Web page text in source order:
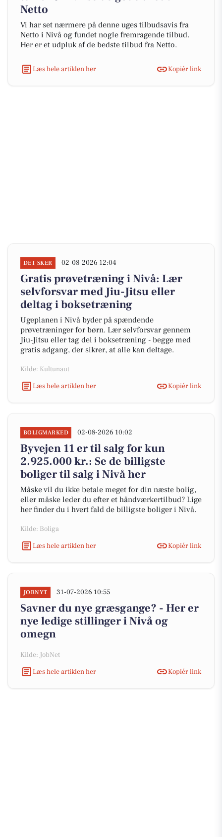
Netto
Vi har set nærmere på denne uges tilbudsavis fra
Netto i Nivå og fundet nogle fremragende tilbud.
Her er et udpluk af de bedste tilbud fra Netto.
Læs hele artiklen her Kopiér link
DET SKER 02-08-2026 12:04
Gratis prøvetræning i Nivå: Lær
selvforsvar med Jiu-Jitsu eller
deltag i boksetræning
Ugeplanen i Nivå byder på spændende
prøvetræninger for børn. Lær selvforsvar gennem
Jiu-Jitsu eller tag del i boksetræning - begge med
gratis adgang, der sikrer, at alle kan deltage.
Kilde: Kultunaut
Læs hele artiklen her
Kopiér link
BOLIGMARKED 02-08-2026 10:02
Byvejen 11 er til salg for kun
2.925.000 kr.: Se de billigste
boliger til salg i Nivå her
Måske vil du ikke betale meget for din næste bolig,
eller måske leder du efter et håndværkertilbud? Lige
her finder du i hvert fald de billigste boliger i Nivå.
Kilde: Boliga
Læs hele artiklen her
Kopiér link
JOBNYT 31-07-2026 10:55
Savner du nye græsgange? - Her er
nye ledige stillinger i Nivå og
omegn
Kilde: JobNet
Læs hele artiklen her
Kopiér link